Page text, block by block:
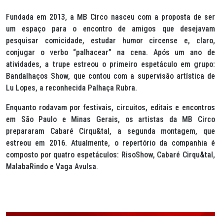
Fundada em 2013, a MB Circo nasceu com a proposta de ser
um espaço para o encontro de amigos que desejavam
pesquisar comicidade, estudar humor circense e, claro,
conjugar o verbo “palhacear” na cena. Após um ano de
atividades, a trupe estreou o primeiro espetáculo em grupo:
Bandalhaços Show, que contou com a supervisão artística de
Lu Lopes, a reconhecida Palhaça Rubra.
Enquanto rodavam por festivais, circuitos, editais e encontros
em São Paulo e Minas Gerais, os artistas da MB Circo
prepararam Cabaré Cirqu&tal, a segunda montagem, que
estreou em 2016. Atualmente, o repertório da companhia é
composto por quatro espetáculos: RisoShow, Cabaré Cirqu&tal,
MalabaRindo e Vaga Avulsa.